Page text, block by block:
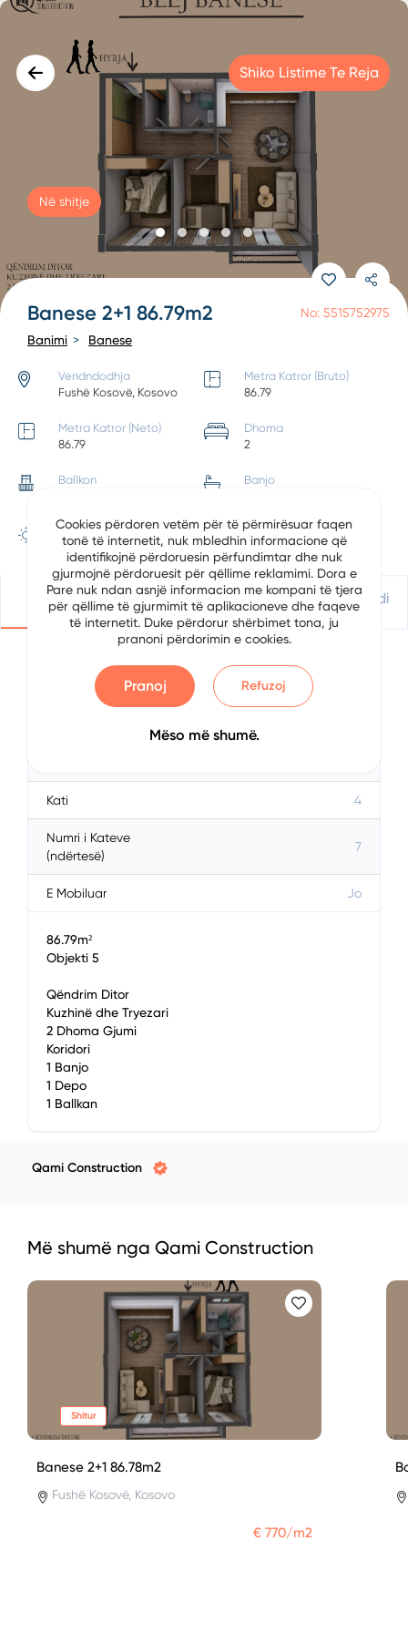
Shiko Listime Te Reja
No: 5515752975
Në shitje
Banese 2+1 86.79m2
Banimi Banese
Vendndodhja
Fushë Kosovë, Kosovo
Metra Katror (Bruto)
86.79
Metra Katror (Neto)
86.79
Dhoma
2
Ballkon
Banjo
Pozicionimi
Veri Perëndim
Detajet Vendndodhje Apliko Për Kredi
Përshkrimi
Kati 4
Numri i Kateve
(ndërtesë)
7
E Mobiluar Jo
86.79m²
Objekti 5
Qëndrim Ditor
Kuzhinë dhe Tryezari
2 Dhoma Gjumi
Koridori
1 Banjo
1 Depo
1 Ballkan
Qami Construction
Më shumë nga Qami Construction
Shitur
Banese 2+1 86.78m2
Fushë Kosovë, Kosovo
€ 770/m2
Cookies përdoren vetëm për të përmirësuar faqen
tonë të internetit, nuk mbledhin informacione që
identifikojnë përdoruesin përfundimtar dhe nuk
gjurmojnë përdoruesit për qëllime reklamimi. Dora e
Pare nuk ndan asnjë informacion me kompani të tjera
për qëllime të gjurmimit të aplikacioneve dhe faqeve
të internetit. Duke përdorur shërbimet tona, ju
pranoni përdorimin e cookies.
Pranoj Refuzoj
Mëso më shumë.